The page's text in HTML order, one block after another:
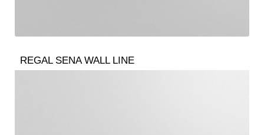
REGAL SENA WALL LINE